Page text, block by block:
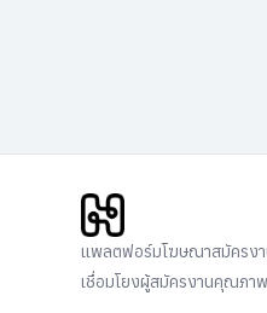
แพลตฟอร์มโฆษณาสมัครงา
เชื่อมโยงผู้สมัครงานคุณภา